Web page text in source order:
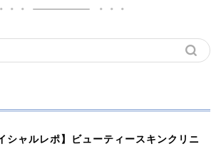
シャルレポ】ビューティースキンクリニ